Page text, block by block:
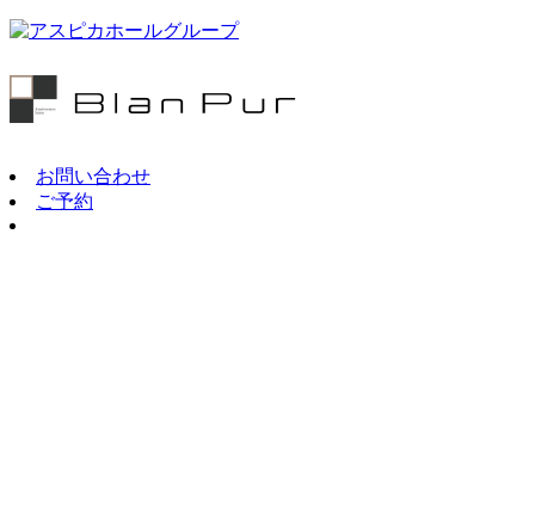
お問い合わせ
ご予約